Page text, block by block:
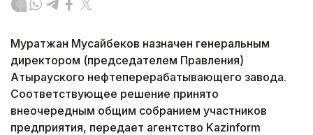
Муратжан Мусайбеков назначен генеральным
директором (председателем Правления)
Атырауского нефтеперерабатывающего завода.
Соответствующее решение принято
внеочередным общим собранием участников
предприятия, передает агентство Kazinform